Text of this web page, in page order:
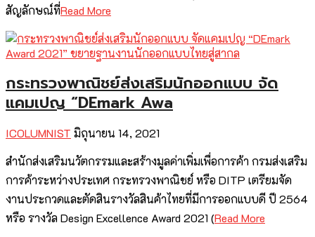
สัญลักษณ์ที่Read More
กระทรวงพาณิชย์ส่งเสริมนักออกแบบ จัด
แคมเปญ “DEmark Awa
ICOLUMNIST มิถุนายน 14, 2021
สำนักส่งเสริมนวัตกรรมและสร้างมูลค่าเพิ่มเพื่อการค้า กรมส่งเสริม
การค้าระหว่างประเทศ กระทรวงพาณิชย์ หรือ DITP เตรียมจัด
งานประกวดและตัดสินรางวัลสินค้าไทยที่มีการออกแบบดี ปี 2564
หรือ รางวัล Design Excellence Award 2021 (Read More